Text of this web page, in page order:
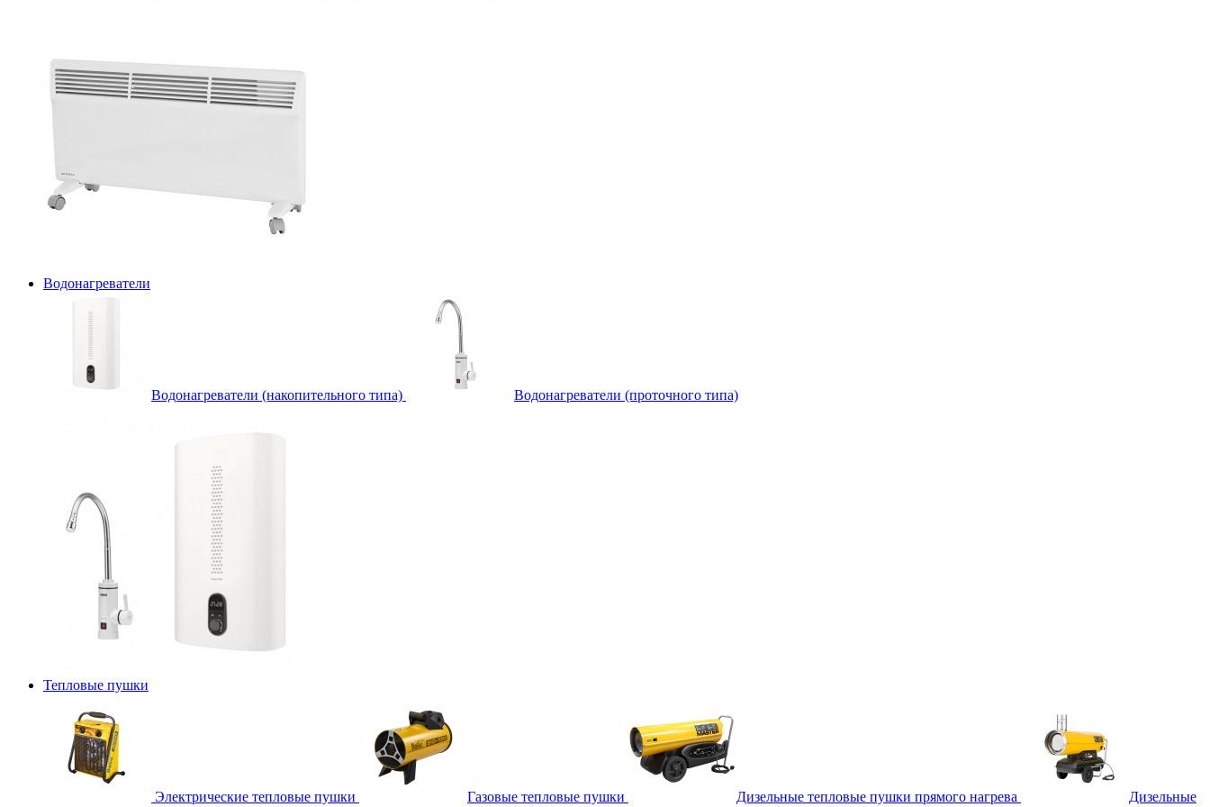
Водонагреватели
Водонагреватели (накопительного типа) Водонагреватели (проточного типа)
Тепловые пушки
Электрические тепловые пушки Газовые тепловые пушки Дизельные тепловые пушки прямого нагрева
Дизельные